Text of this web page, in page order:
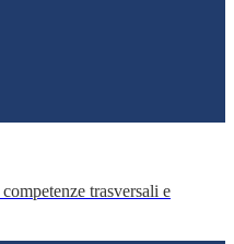
trasversali e